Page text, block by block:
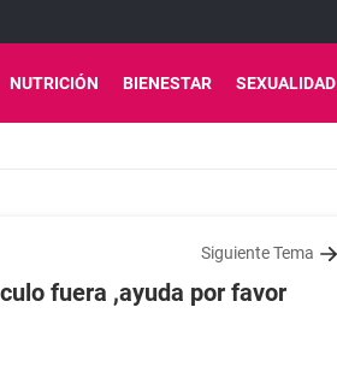
NUTRICIÓN BIENESTAR SEXUALIDAD
Siguiente Tema
fuera ,ayuda por favor